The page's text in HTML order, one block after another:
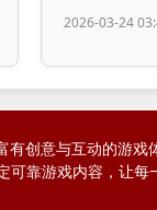
2026-03-24
创意与互动的游
靠游戏内容，让每